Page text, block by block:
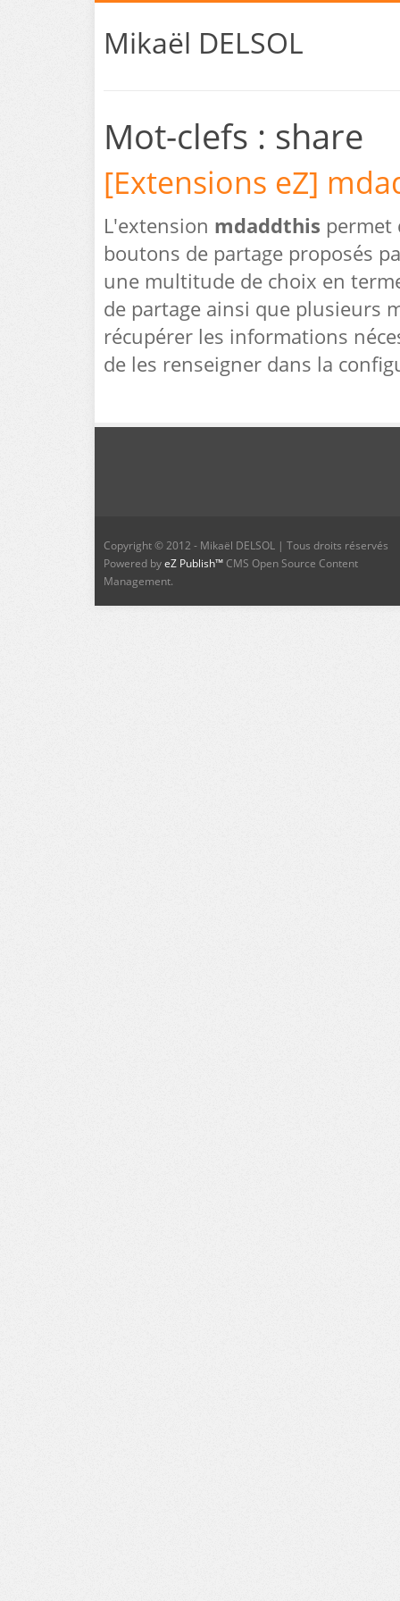
Mikaël DELSOL
Mot-clefs : share
[Extensions eZ]
L'extension mdaddthis permet
boutons de partage proposés
une multitude de choix en
de partage ainsi que plusieurs
récupérer les informations
de les renseigner dans la
Copyright © 2012 - Mikaël DELSOL | Tous droits réservés
Powered byeZ Publish™ CMS Open Source Content
Management.